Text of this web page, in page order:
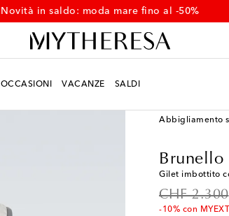
Novità in saldo: moda mare fino al -50%
OCCASIONI VACANZE SALDI
Abbigliamento
Gilet imbottito
CHF 2.300
original
-10% con